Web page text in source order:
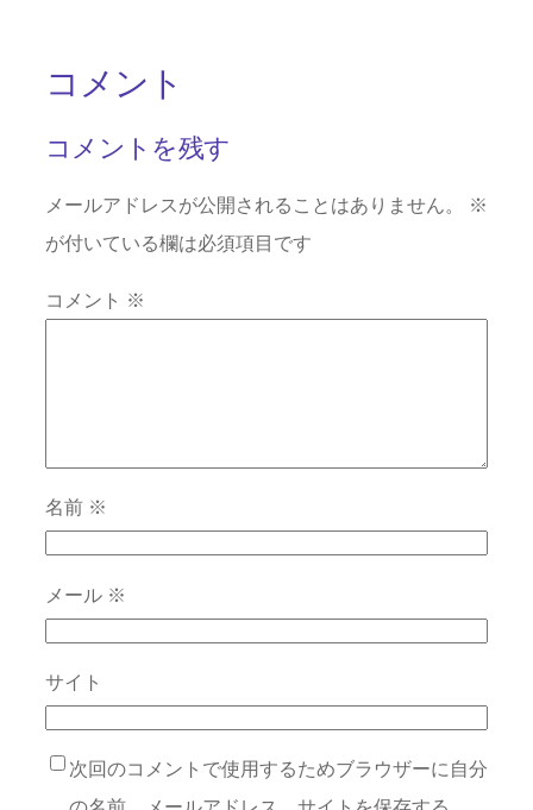
コメント
コメントを残す
メールアドレスが公開されることはありません。
※
が付いている欄は必須項目です
コメント ※
名前 ※
メール ※
サイト
次回のコメントで使用するためブラウザーに自分